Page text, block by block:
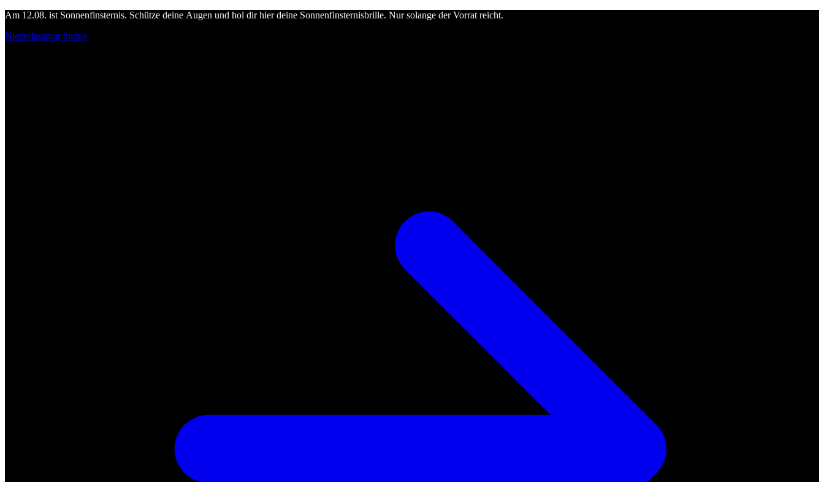
Am 12.08. ist Sonnenfinsternis. Schütze deine Augen und hol dir hier deine Sonnenfinsternisbrille. Nur solange der Vorrat reicht.
Niederlassung finden